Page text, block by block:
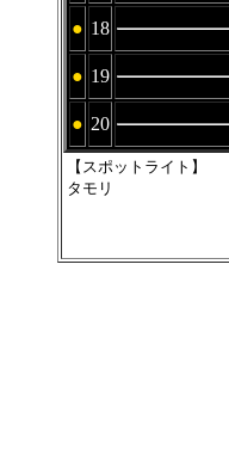
● 18
● 19
● 20
【スポットライト】
タモリ